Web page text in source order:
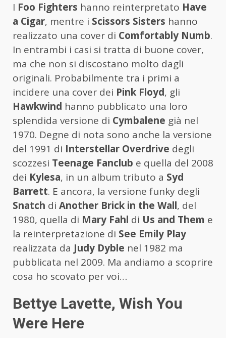
I Foo Fighters hanno reinterpretato Have
a Cigar, mentre i Scissors Sisters hanno
realizzato una cover di Comfortably Numb.
In entrambi i casi si tratta di buone cover,
ma che non si discostano molto dagli
originali. Probabilmente tra i primi a
incidere una cover dei Pink Floyd, gli
Hawkwind hanno pubblicato una loro
splendida versione di Cymbalene già nel
1970. Degne di nota sono anche la versione
del 1991 di Interstellar Overdrive degli
scozzesi Teenage Fanclub e quella del 2008
dei Kylesa, in un album tributo a Syd
Barrett. E ancora, la versione funky degli
Snatch di Another Brick in the Wall, del
1980, quella di Mary Fahl di Us and Them e
la reinterpretazione di See Emily Play
realizzata da Judy Dyble nel 1982 ma
pubblicata nel 2009. Ma andiamo a scoprire
cosa ho scovato per voi…
Bettye Lavette, Wish You
Were Here